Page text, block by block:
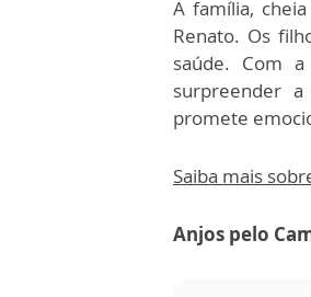
A família,
Renato. Os
saúde. Com
surpreender
promete
Saiba mais
Anjos pelo